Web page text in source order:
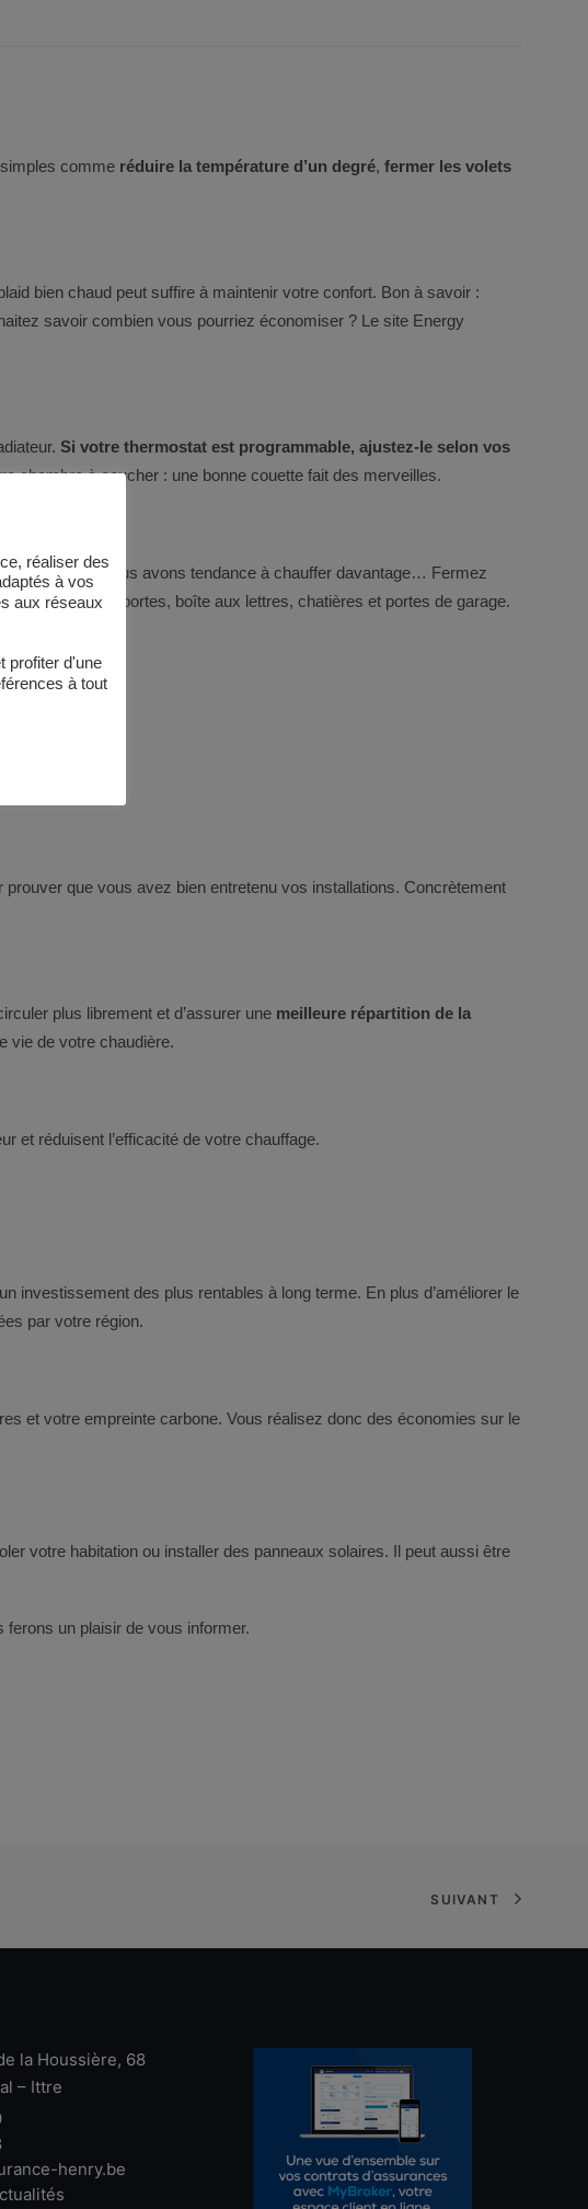
comme réduire la température d’un degré, fermer les volets
bien chaud peut suffire à maintenir votre confort. Bon à savoir :
savoir combien vous pourriez économiser ? Le site Energy
Si votre thermostat est programmable, ajustez-le selon vos
chambre à coucher : une bonne couette fait des merveilles.
d’air, nous avons tendance à chauffer davantage… Fermez
des fenêtres, portes, boîte aux lettres, chatières et portes de garage.
prouver que vous avez bien entretenu vos installations. Concrètement
plus librement et d’assurer une meilleure répartition de la
vie de votre chaudière.
et réduisent l’efficacité de votre chauffage.
investissement des plus rentables à long terme. En plus d’améliorer le
par votre région.
et votre empreinte carbone. Vous réalisez donc des économies sur le
votre habitation ou installer des panneaux solaires. Il peut aussi être
un plaisir de vous informer.
SUIVANT
la Houssière, 68
– Ittre
henry.be
réaliser des
à vos
aux réseaux
profiter d'une
à tout